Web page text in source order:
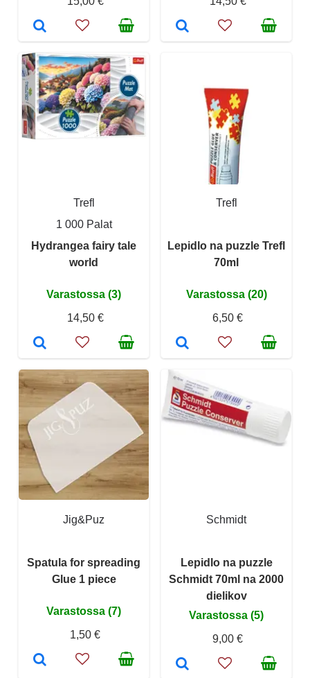
Trefl
1 000 Palat
Hydrangea fairy tale
world
Varastossa (3)
14,50 €
Trefl
Lepidlo na puzzle Trefl
70ml
Varastossa (20)
6,50 €
Jig&Puz
Spatula for spreading
Glue 1 piece
Varastossa (7)
1,50 €
Schmidt
Lepidlo na puzzle
Schmidt 70ml na 2000
dielikov
Varastossa (5)
9,00 €